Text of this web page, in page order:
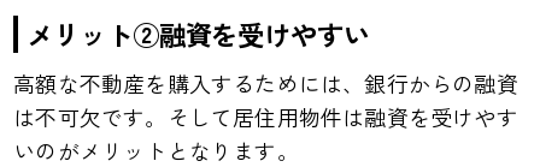
メリット②融資を受けやすい
高額な不動産を購入するためには、銀行からの融資
は不可欠です。そして居住用物件は融資を受けやす
いのがメリットとなります。